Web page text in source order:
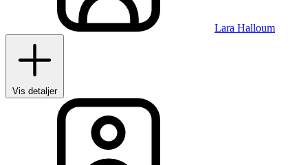
Lara Halloum
Vis detaljer